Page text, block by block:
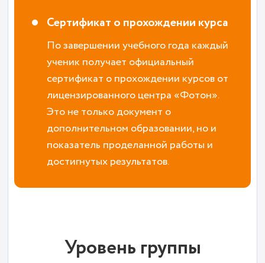
Сертификат о прохождении курса
По завершении учебного года каждый
ученик получает официальный
сертификат о прохождении курсов от
лицензированного центра «Фотон».
Это не только документ о
дополнительном образовании, но и
показатель проделанной работы и
достигнутых результатов.
Уровень группы